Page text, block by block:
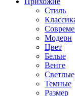
Стиль
Модерн
Цвет
Белые
Венге
Светлые
Темные
Размер